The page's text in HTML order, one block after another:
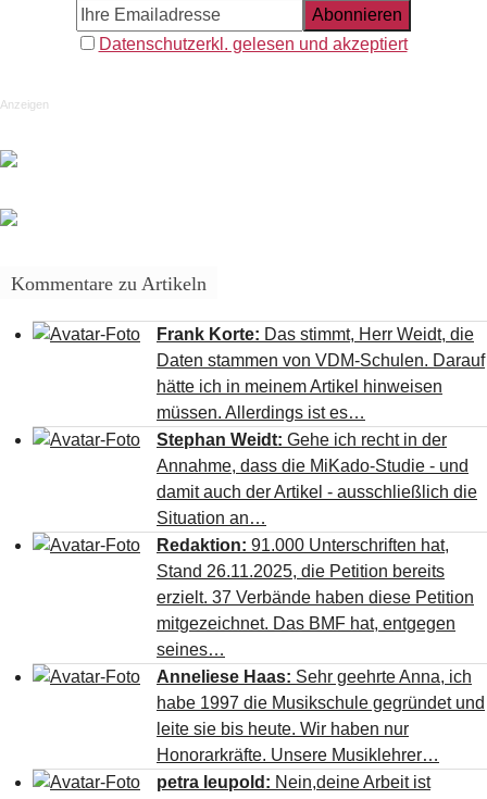
Datenschutzerkl. gelesen und akzeptiert
Anzeigen
Kommentare zu Artikeln
Frank Korte: Das stimmt, Herr Weidt, die
Daten stammen von VDM-Schulen. Darauf
hätte ich in meinem Artikel hinweisen
müssen. Allerdings ist es…
Stephan Weidt: Gehe ich recht in der
Annahme, dass die MiKado-Studie - und
damit auch der Artikel - ausschließlich die
Situation an…
Redaktion: 91.000 Unterschriften hat,
Stand 26.11.2025, die Petition bereits
erzielt. 37 Verbände haben diese Petition
mitgezeichnet. Das BMF hat, entgegen
seines…
Anneliese Haas: Sehr geehrte Anna, ich
habe 1997 die Musikschule gegründet und
leite sie bis heute. Wir haben nur
Honorarkräfte. Unsere Musiklehrer…
petra leupold: Nein,deine Arbeit ist